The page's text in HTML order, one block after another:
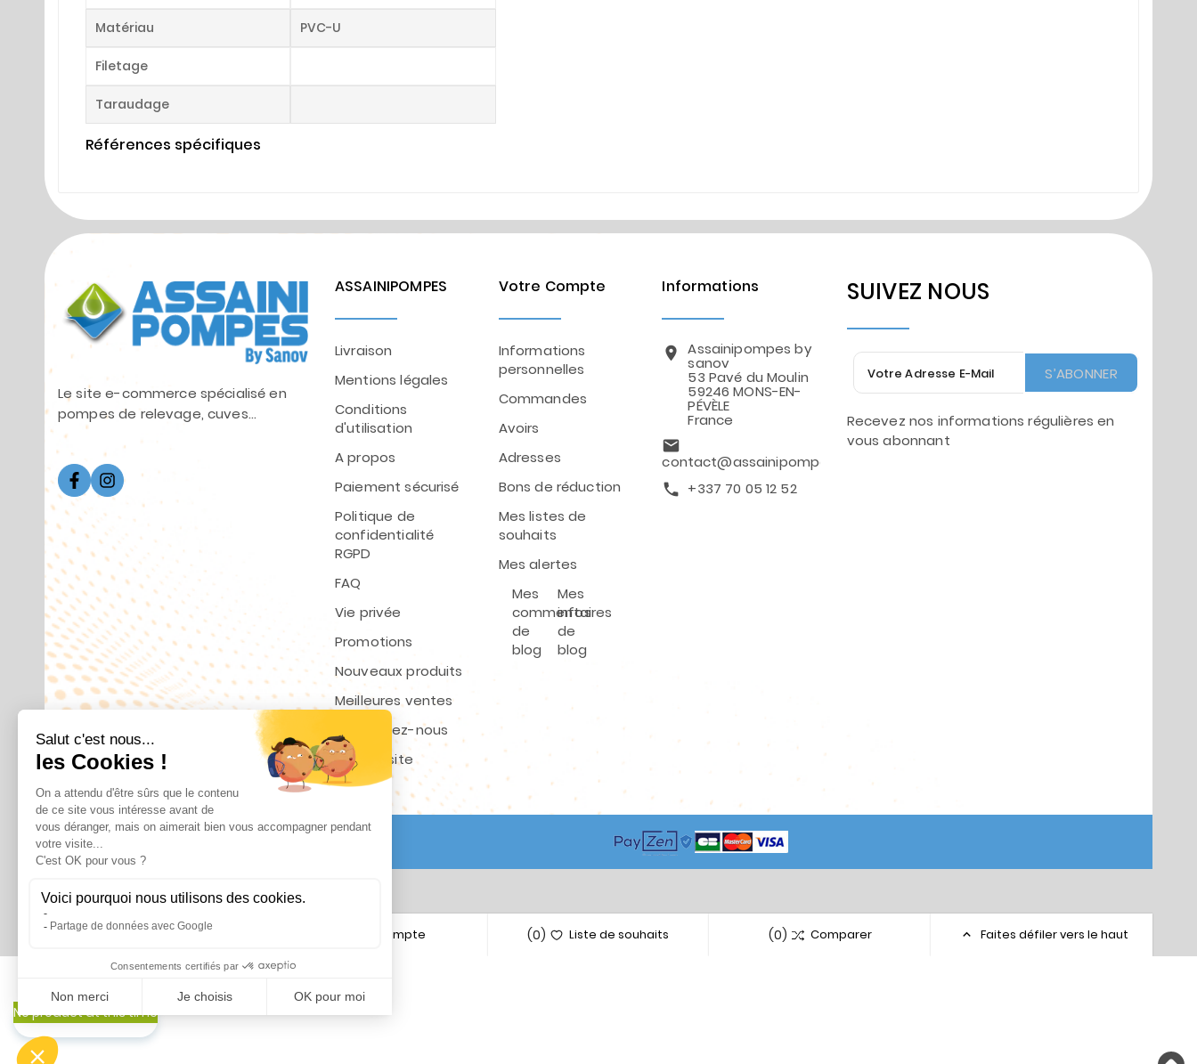
No product at this time
Matériau PVC-U
Filetage
Taraudage
Références spécifiques
Le site e-commerce spécialisé en
pompes de relevage, cuves...
ASSAINIPOMPES
Livraison
Mentions légales
Conditions
d'utilisation
A propos
Paiement sécurisé
Politique de
confidentialité
RGPD
FAQ
Vie privée
Promotions
Nouveaux produits
Meilleures ventes
Contactez-nous
Plan du site
Votre Compte
Informations
personnelles
Commandes
Avoirs
Adresses
Bons de réduction
Mes listes de
souhaits
Mes alertes
Mes
commentaires
de
blog
Mes
infos
de
blog
Informations
location_on Assainipompes by
sanov
53 Pavé du Moulin
59246 MONS-EN-
PÉVÈLE
France
email
contact@assainipompes.fr
call +337 70 05 12 52
SUIVEZ NOUS
S’ABONNER
Recevez nos informations régulières en
vous abonnant
© 2025 - ASSAINIPOMPES By SANOV
Ajouter au panier Mon compte (0) Liste de souhaits (0) Comparer  Faites défiler vers le haut